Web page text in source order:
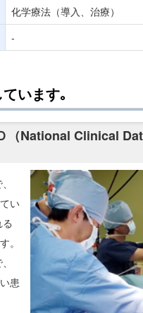
化学療法（導入、治療）
-
います｡
（National Clinical
い
。
患